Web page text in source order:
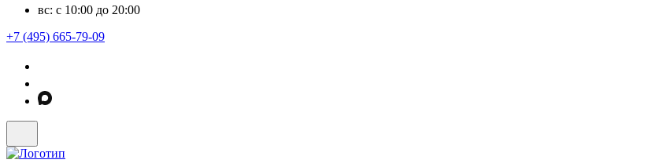
вс: с 10:00 до 20:00
+7 (495) 665-79-09